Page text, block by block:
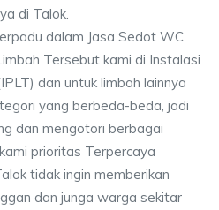
di Talok.
dalam Jasa Sedot WC
Tersebut kami di Instalasi
dan untuk limbah lainnya
yang berbeda-beda, jadi
dan mengotori berbagai
prioritas Terpercaya
tidak ingin memberikan
dan junga warga sekitar